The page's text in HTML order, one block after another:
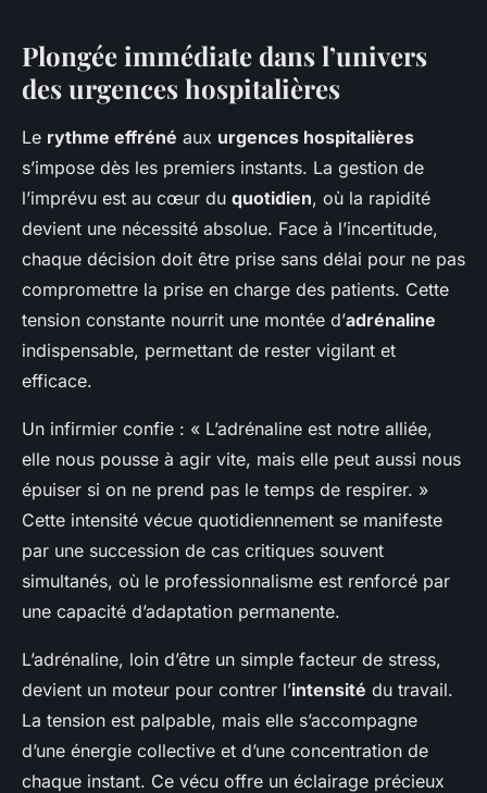
Plongée immédiate dans l’univers
des urgences hospitalières
Le rythme effréné aux urgences hospitalières
s’impose dès les premiers instants. La gestion de
l’imprévu est au cœur du quotidien, où la rapidité
devient une nécessité absolue. Face à l’incertitude,
chaque décision doit être prise sans délai pour ne pas
compromettre la prise en charge des patients. Cette
tension constante nourrit une montée d’adrénaline
indispensable, permettant de rester vigilant et
efficace.
Un infirmier confie : « L’adrénaline est notre alliée,
elle nous pousse à agir vite, mais elle peut aussi nous
épuiser si on ne prend pas le temps de respirer. »
Cette intensité vécue quotidiennement se manifeste
par une succession de cas critiques souvent
simultanés, où le professionnalisme est renforcé par
une capacité d’adaptation permanente.
L’adrénaline, loin d’être un simple facteur de stress,
devient un moteur pour contrer l’intensité du travail.
La tension est palpable, mais elle s’accompagne
d’une énergie collective et d’une concentration de
chaque instant. Ce vécu offre un éclairage précieux